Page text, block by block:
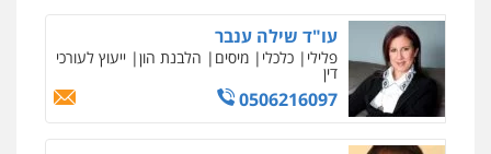
עו"ד משה פלמור
פלילי כלכלי צווארון לבן עורכי דין לענייני
אסירים
0549732303